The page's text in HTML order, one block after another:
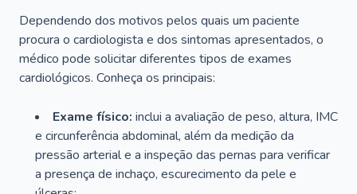
Dependendo dos motivos pelos quais um paciente
procura o cardiologista e dos sintomas apresentados, o
médico pode solicitar diferentes tipos de exames
cardiológicos. Conheça os principais:
Exame físico: inclui a avaliação de peso, altura, IMC
e circunferência abdominal, além da medição da
pressão arterial e a inspeção das pernas para verificar
a presença de inchaço, escurecimento da pele e